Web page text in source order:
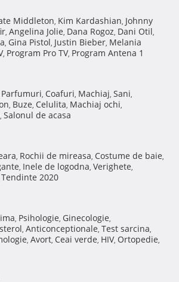
Middleton, Kim Kardashian, Johnny
, Angelina Jolie, Dana Rogoz, Dani Otil,
, Gina Pistol, Justin Bieber, Melania
, Program Pro TV, Program Antena 1
Parfumuri, Coafuri, Machiaj, Sani,
, Buze, Celulita, Machiaj ochi,
, Salonul de acasa
, Rochii de mireasa, Costume de baie,
, Inele de logodna, Verighete,
Tendinte 2020
, Psihologie, Ginecologie,
, Anticonceptionale, Test sarcina,
, Avort, Ceai verde, HIV, Ortopedie,